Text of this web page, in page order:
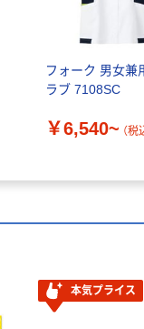
フォーク 男女兼
ラブ 7108SC
￥6,540~ （税
本気プライス